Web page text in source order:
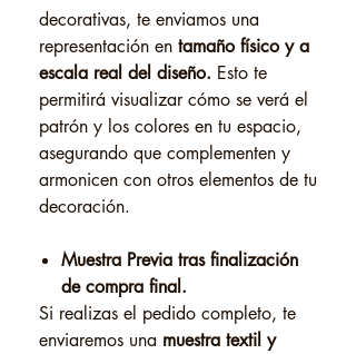
decorativas, te enviamos una
representación en tamaño físico y a
escala real del diseño. Esto te
permitirá visualizar cómo se verá el
patrón y los colores en tu espacio,
asegurando que complementen y
armonicen con otros elementos de tu
decoración.
Muestra Previa tras finalización
de compra final.
Si realizas el pedido completo, te
enviaremos una muestra textil y